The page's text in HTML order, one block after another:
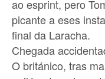
ao esprint, pero
picante a eses
final da Laracha.
Chegada
O británico, tras